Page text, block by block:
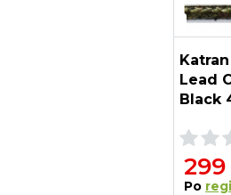
Lead
Black
Po